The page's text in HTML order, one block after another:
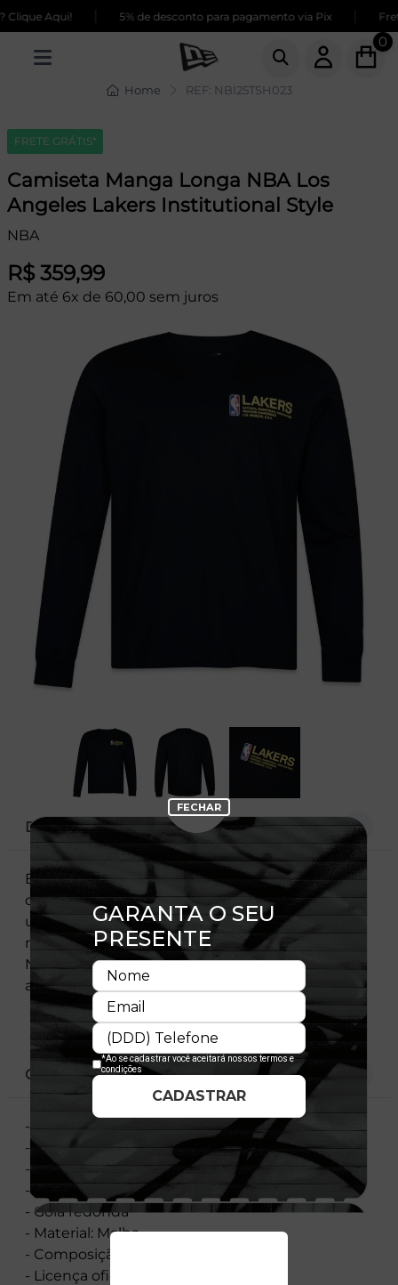
Aqui! 5% de desconto para pagamento via Pix
0
Home REF: NBI25TSH023
FRETE GRÁTIS*
Camiseta Manga Longa NBA Los
Angeles Lakers Institutional Style
NBA
R$ 359,99
Em até 6x de 60,00 sem juros
DESCRIÇÃO
Essa camiseta é confeccionada em malha de
qualidade e, com um caimento perfeito, oferece
um toque diferenciado e macio à pele, além de
não limitar os movimentos. A clássica bandeira
New Era® na manga esquerda assegura toda
autenticidade que só a New Era® proporciona.
CARACTERÍSTICAS
- Estampa frontal
- Etiqueta barra
- Flag New Era bordada
- Manga longa
- Gola redonda
- Material: Malha
- Composição: 100% Algodão
- Licença oficial